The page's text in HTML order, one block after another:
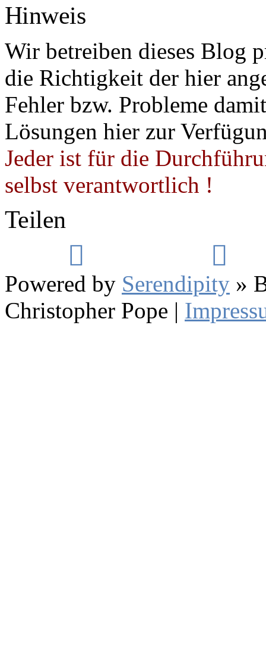
Hinweis
Wir betreiben dieses Blog
die Richtigkeit der hier
Fehler bzw. Probleme
Lösungen hier zur
Jeder ist für die
selbst verantwortlich !
Teilen
Powered by Serendipity »
Christopher Pope |